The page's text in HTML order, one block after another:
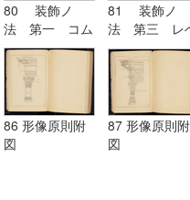
80 装飾ノ
法 第一 コム
プリケーション
及ヒコンヒユー
シヨン| 装飾
ノ法 第二 ユ
ーリスミー|
装飾ノ法 第
三 レベチーシ
81 装飾ノ
法 第三 レ
チーシヨン|
装飾ノ法 第
四 アルテレ
シヨン
86 形像原則附
図
87 形像原則附
図